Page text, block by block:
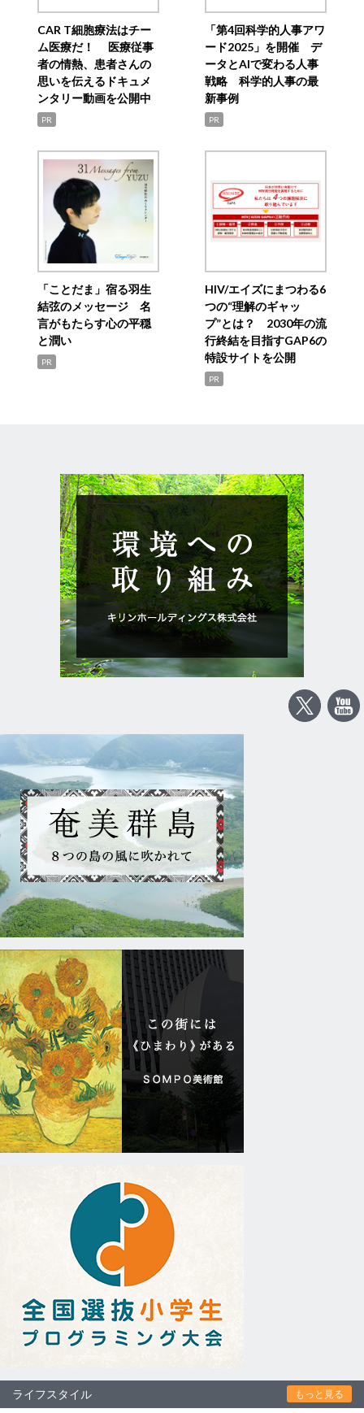
CAR T細胞療法はチー
ム医療だ！ 医療従事
者の情熱、患者さんの
思いを伝えるドキュメ
ンタリー動画を公開中
PR
「第4回科学的人事アワ
ード2025」を開催 デ
ータとAIで変わる人事
戦略 科学的人事の最
新事例
PR
「ことだま」宿る羽生
結弦のメッセージ 名
言がもたらす心の平穏
と潤い
PR
HIV/エイズにまつわる6
つの“理解のギャッ
プ”とは？ 2030年の流
行終結を目指すGAP6の
特設サイトを公開
PR
ライフスタイル もっと見る